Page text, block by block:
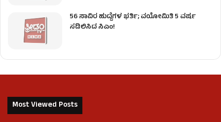
56 ಸಾವಿರ ಹುದ್ದೆಗಳ ಭರ್ತಿ; ವಯೋಮಿತಿ 5 ವರ್ಷ
ಸಡಿಲಿಸಿದ ಸಿಎಂ!
Most Viewed Posts